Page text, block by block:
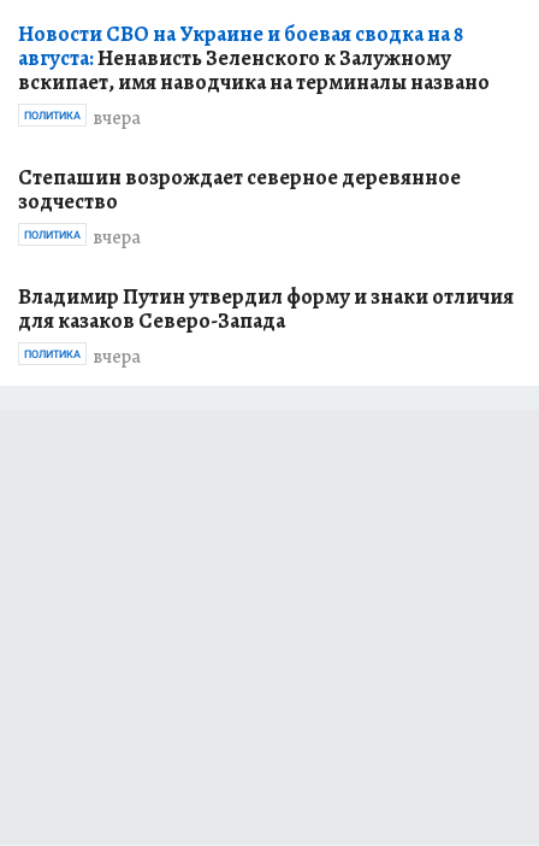
Новости СВО на Украине и боевая сводка на 8
августа:Ненависть Зеленского к Залужному
вскипает, имя наводчика на терминалы названо
вчера
ПОЛИТИКА
Степашин возрождает северное деревянное
зодчество
вчера
ПОЛИТИКА
Владимир Путин утвердил форму и знаки отличия
для казаков Северо-Запада
вчера
ПОЛИТИКА